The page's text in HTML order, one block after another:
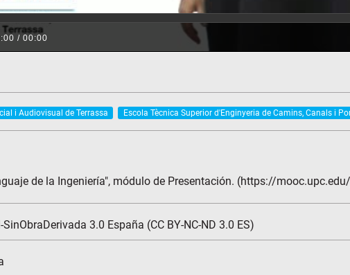
i Audiovisual de Terrassa Escola Tècnica Superior d'Enginyeria de Camins, Canals i
de la Ingeniería", módulo de Presentación. (https://
3.0 España (CC BY-NC-ND 3.0 ES)